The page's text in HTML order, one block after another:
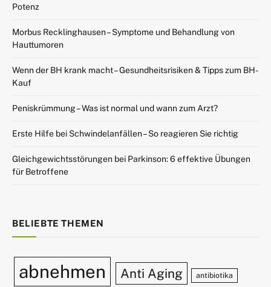
Potenz
Morbus Recklinghausen – Symptome und Behandlung von
Hauttumoren
Wenn der BH krank macht – Gesundheitsrisiken & Tipps zum BH-
Kauf
Peniskrümmung – Was ist normal und wann zum Arzt?
Erste Hilfe bei Schwindelanfällen – So reagieren Sie richtig
Gleichgewichtsstörungen bei Parkinson: 6 effektive Übungen
für Betroffene
BELIEBTE THEMEN
abnehmen Anti Aging antibiotika